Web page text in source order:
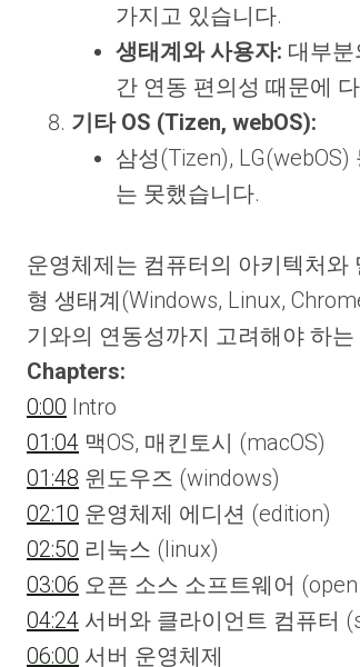
가지고 있습니다.
생태계와 사용자: 대부
간 연동 편의성 때문에
기타 OS (Tizen, webOS):
삼성(Tizen),
는 못했습니다.
운영체제는 컴퓨터의 아키텍처와
형 생태계(Windows, Linux,
기와의 연동성까지 고려해야 하
Chapters:
0:00 Intro
01:04 맥OS, 매킨토시 (macOS)
01:48 윈도우즈 (windows)
02:10 운영체제 에디션 (edition)
02:50 리눅스 (linux)
03:06 오픈 소스 소프트웨어
04:24 서버와 클라이언트 컴퓨터
06:00 서버 운영체제